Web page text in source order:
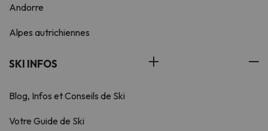
Andorre
Alpes autrichiennes
SKI INFOS
Blog, Infos et Conseils de Ski
Votre Guide de Ski